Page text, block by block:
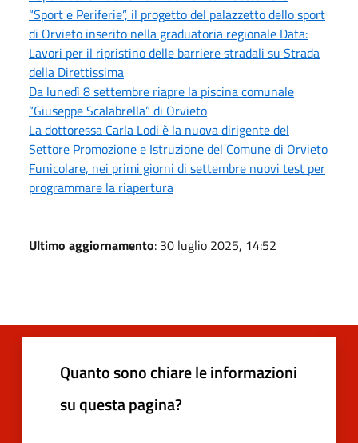
“Sport e Periferie”, il progetto del palazzetto dello sport
di Orvieto inserito nella graduatoria regionale Data:
Lavori per il ripristino delle barriere stradali su Strada
della Direttissima
Da lunedì 8 settembre riapre la piscina comunale
“Giuseppe Scalabrella” di Orvieto
La dottoressa Carla Lodi è la nuova dirigente del
Settore Promozione e Istruzione del Comune di Orvieto
Funicolare, nei primi giorni di settembre nuovi test per
programmare la riapertura
Ultimo aggiornamento: 30 luglio 2025, 14:52
Quanto sono chiare le informazioni
su questa pagina?